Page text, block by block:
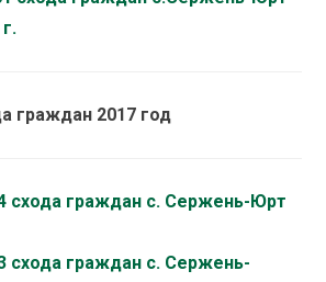
граждан 2017 год
схода граждан с. Сержень-Юрт
схода граждан с. Сержень-